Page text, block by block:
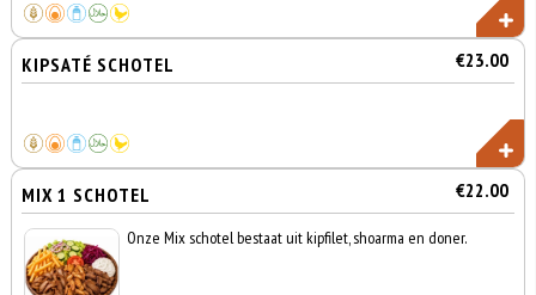
KIPSATÉ SCHOTEL €23.00
MIX 1 SCHOTEL €22.00
Onze Mix schotel bestaat uit kipfilet, shoarma en doner.